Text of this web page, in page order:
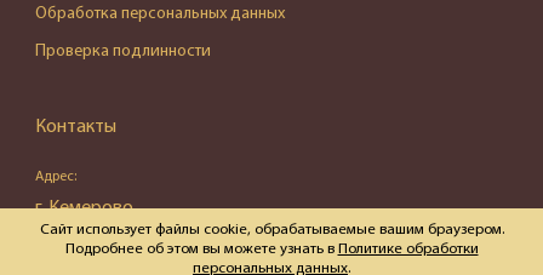
Обработка персональных данных
Проверка подлинности
Контакты
Адрес:
г. Кемерово,
ул. Весенняя, д. 16, пом. 87
Сайт использует файлы cookie, обрабатываемые вашим браузером.
Подробнее об этом вы можете узнать в Политике обработки
персональных данных.